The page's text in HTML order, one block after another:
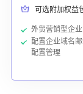
可选附加权益
外贸营销型企
配置企业域名
配置管理